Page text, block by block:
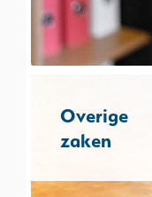
Overige
zaken